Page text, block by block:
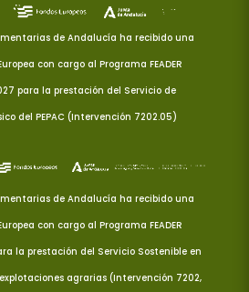
de Andalucía ha recibido una
con cargo al Programa FEADER
para la prestación del Servicio de
del PEPAC (Intervención 7202.05)
de Andalucía ha recibido una
con cargo al Programa FEADER
la prestación del Servicio Sostenible en
agrarias (Intervención 7202,